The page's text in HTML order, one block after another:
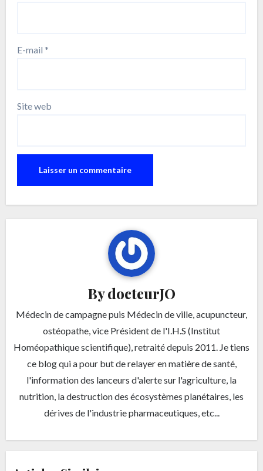
BydocteurJO
Médecin de campagne puis Médecin de ville, acupuncteur,
ostéopathe, vice Président de l'I.H.S (Institut
Homéopathique scientifique), retraité depuis 2011. Je tiens
ce blog qui a pour but de relayer en matière de santé,
l'information des lanceurs d'alerte sur l'agriculture, la
nutrition, la destruction des écosystèmes planétaires, les
dérives de l'industrie pharmaceutiques, etc...
E-mail *
Site web